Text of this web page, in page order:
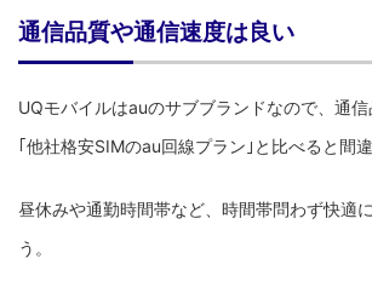
通信品質や通信速度は良い
UQモバイルはauのサブブランドなので、通
｢他社格安SIMのau回線プラン｣と比べると間
昼休みや通勤時間帯など、時間帯問わず快適
う。